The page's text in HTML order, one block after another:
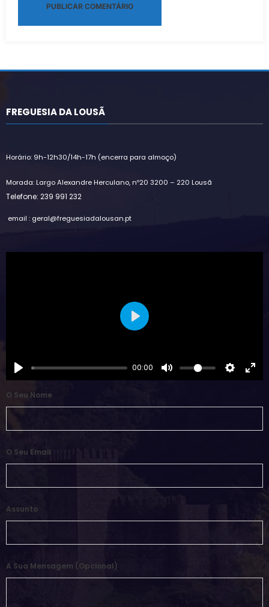
FREGUESIA DA LOUSÃ
Horário: 9h-12h30/14h-17h (encerra para almoço)
Morada: Largo Alexandre Herculano, nº20 3200 – 220 Lousã
Telefone: 239 991 232
email : geral@freguesiadalousan.pt
00:00
Play
O Seu Nome
O Seu Email
Assunto
A Sua Mensagem (opcional)